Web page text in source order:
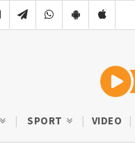
SPORT VIDEO